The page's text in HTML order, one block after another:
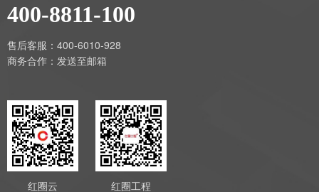
400-8811-100
售后客服：400-6010-928
商务合作： 发送至邮箱
红圈云 红圈工程